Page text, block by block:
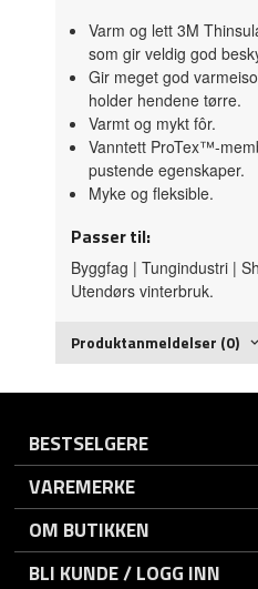
Varm og lett 3M
som gir veldig god
Gir meget god
holder hendene tørre.
Varmt og mykt fôr.
Vanntett ProTex™-
pustende egenskaper.
Myke og fleksible.
Passer til:
Byggfag | Tungindustri |
Utendørs vinterbruk.
Produktanmeldelser (0)
BESTSELGERE
VAREMERKE
OM BUTIKKEN
BLI KUNDE / LOGG INN